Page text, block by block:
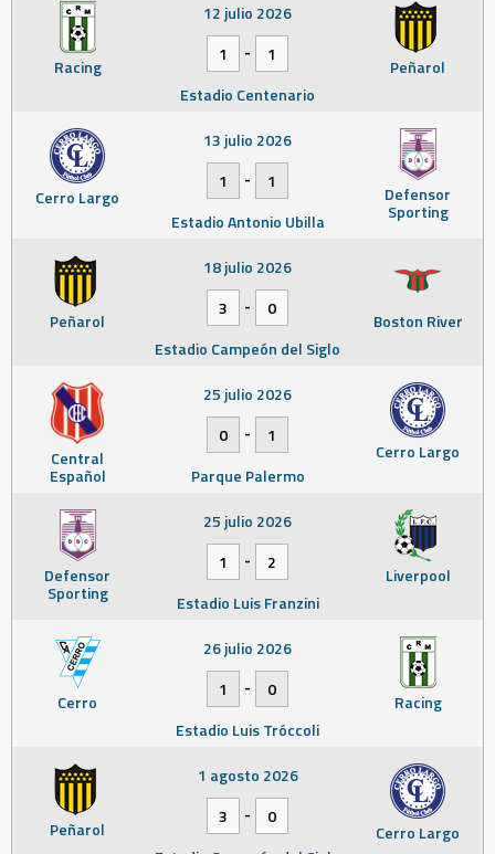
Racing Peñarol
12 julio 2026
1
-
1
Estadio Centenario
Cerro Largo Defensor
Sporting
13 julio 2026
1
-
1
Estadio Antonio Ubilla
Peñarol Boston River
18 julio 2026
3
-
0
Estadio Campeón del Siglo
Central
Español
Cerro Largo
25 julio 2026
0
-
1
Parque Palermo
Defensor
Sporting
Liverpool
25 julio 2026
1
-
2
Estadio Luis Franzini
Cerro Racing
26 julio 2026
1
-
0
Estadio Luis Tróccoli
Peñarol Cerro Largo
1 agosto 2026
3
-
0